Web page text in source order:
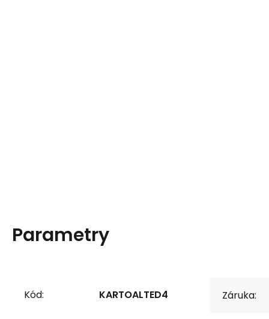
Parametry
Kód: KARTOALTED4 Záruka: